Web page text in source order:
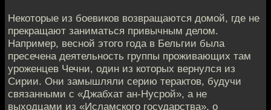
Некоторые из боевиков возвращаются домой, где не
прекращают заниматься привычным делом.
Например, весной этого года в Бельгии была
пресечена деятельность группы проживающих там
уроженцев Чечни, один из которых вернулся из
Сирии. Они замышляли серию терактов, будучи
связанными с «Джабхат ан-Нусрой», а не
выходцами из «Исламского государства», о